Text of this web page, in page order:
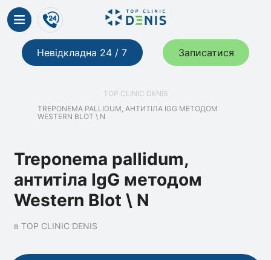
Невідкладна 24 / 7 Записатися
TOP CLINIC DENIS
TREPONEMA PALLIDUM, АНТИТІЛА IGG МЕТОДОМ
WESTERN BLOT \ N
Treponema pallidum,
антитіла IgG методом
Western Blot \ N
в TOP CLINIC DENIS